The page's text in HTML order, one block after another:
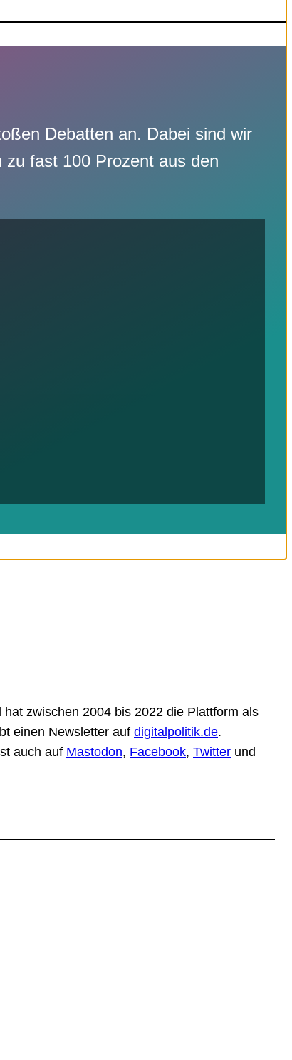
Debatten an. Dabei sind wir
fast 100 Prozent aus den
zwischen 2004 bis 2022 die Plattform als
einen Newsletter auf digitalpolitik.de.
auch auf Mastodon, Facebook, Twitter und